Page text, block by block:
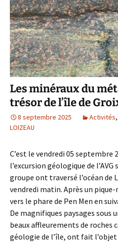
Les minéraux du
trésor de l’île de
8 septembre 2025 Activités,
LOIZEAU
C’est le vendredi 05 septembre
l’excursion géologique de l’AVG
groupe ont traversé l’océan de
vendredi matin. Après un
vers le phare de Pen Men en
De magnifiques paysages sous
beaux affleurements de roches
géologie de l’île, ont fait l’objet